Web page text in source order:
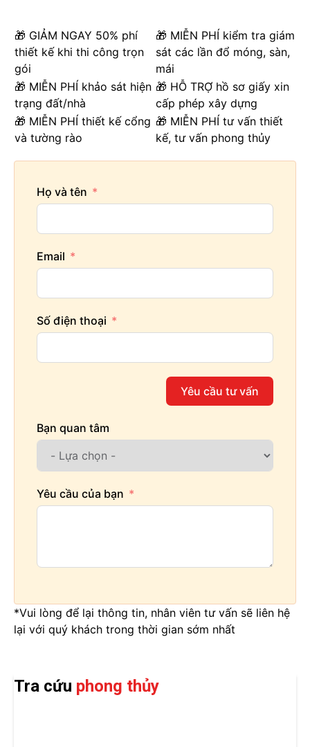
🎁 GIẢM NGAY 50% phí
thiết kế khi thi công trọn
gói
🎁 MIỄN PHÍ kiểm tra giám
sát các lần đổ móng, sàn,
mái
🎁 MIỄN PHÍ khảo sát hiện
trạng đất/nhà
🎁 HỖ TRỢ hồ sơ giấy xin
cấp phép xây dựng
🎁 MIỄN PHÍ thiết kế cổng
và tường rào
🎁 MIỄN PHÍ tư vấn thiết
kế, tư vấn phong thủy
Họ và tên
Email
Số điện thoại
Yêu cầu tư vấn
Bạn quan tâm
Yêu cầu của bạn
*Vui lòng để lại thông tin, nhân viên tư vấn sẽ liên hệ
lại với quý khách trong thời gian sớm nhất
Tra cứu phong thủy